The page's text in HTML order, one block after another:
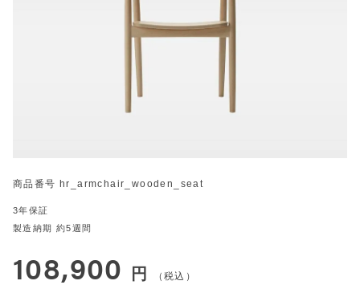
商品番号 hr_armchair_wooden_seat
3年保証
製造納期 約5週間
108,900 税込